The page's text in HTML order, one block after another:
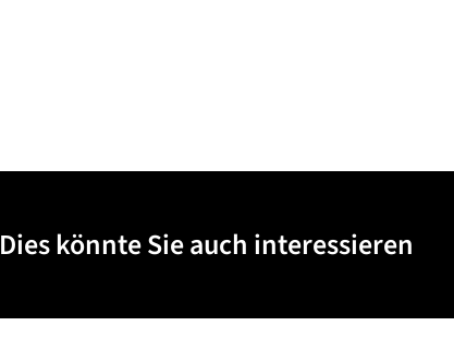
Dies könnte Sie auch interessieren